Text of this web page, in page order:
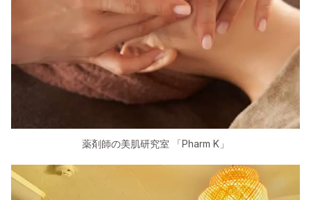
薬剤師の美肌研究室 「Pharm K」